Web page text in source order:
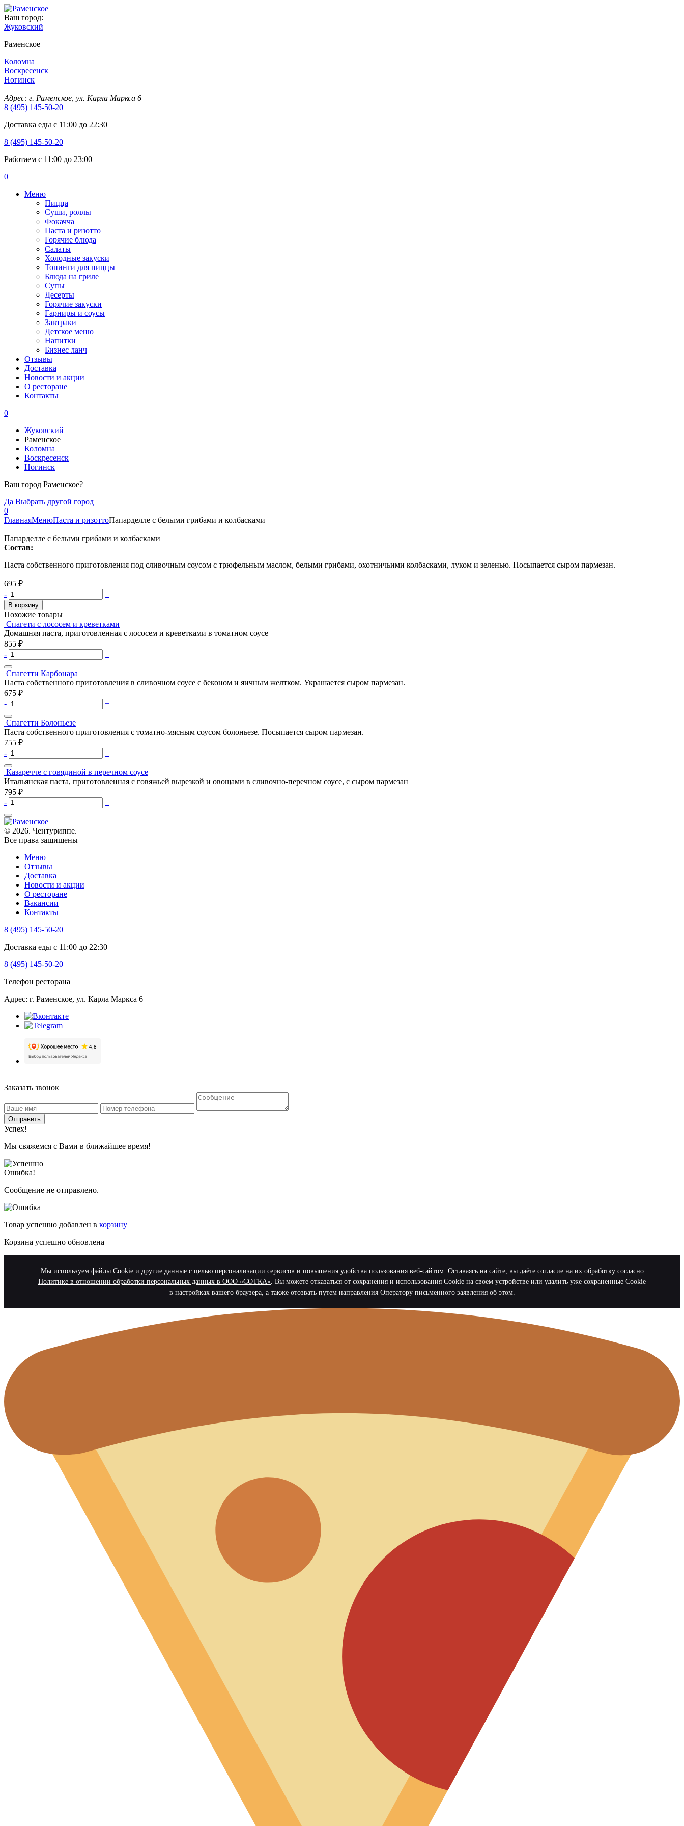
Ваш город:
Жуковский
Раменское
Коломна
Воскресенск
Ногинск
Адрес: г. Раменское, ул. Карла Маркса 6
8 (495) 145-50-20
Доставка еды с 11:00 до 22:30
8 (495) 145-50-20
Работаем с 11:00 до 23:00
0
Меню
Пицца
Суши, роллы
Фокачча
Паста и ризотто
Горячие блюда
Салаты
Холодные закуски
Топинги для пиццы
Блюда на гриле
Супы
Десерты
Горячие закуски
Гарниры и соусы
Завтраки
Детское меню
Напитки
Бизнес ланч
Отзывы
Доставка
Новости и акции
О ресторане
Контакты
0
Жуковский
Раменское
Коломна
Воскресенск
Ногинск
Ваш город Раменское?
Да Выбрать другой город
0
ГлавнаяМенюПаста и ризоттоПапарделле с белыми грибами и колбасками
Папарделле с белыми грибами и колбасками
Состав:
Паста собственного приготовления под сливочным соусом с трюфельным маслом, белыми грибами, охотничьими колбасками, луком и зеленью. Посыпается сыром пармезан.
695 ₽
-
+
В корзину
Похожие товары
Спагети с лососем и креветками
Домашняя паста, приготовленная с лососем и креветками в томатном соусе
855 ₽
-
+
Спагетти Карбонара
Паста собственного приготовления в сливочном соусе с беконом и яичным желтком. Украшается сыром пармезан.
675 ₽
-
+
Спагетти Болоньезе
Паста собственного приготовления с томатно-мясным соусом болоньезе. Посыпается сыром пармезан.
755 ₽
-
+
Казаречче с говядиной в перечном соусе
Итальянская паста, приготовленная с говяжьей вырезкой и овощами в сливочно-перечном соусе, с сыром пармезан
795 ₽
-
+
© 2026. Чентуриппе.
Все права защищены
Меню
Отзывы
Доставка
Новости и акции
О ресторане
Вакансии
Контакты
8 (495) 145-50-20
Доставка еды с 11:00 до 22:30
8 (495) 145-50-20
Телефон ресторана
Адрес: г. Раменское, ул. Карла Маркса 6
Заказать звонок
Отправить
Успех!
Мы свяжемся с Вами в ближайшее время!
Ошибка!
Сообщение не отправлено.
Товар успешно добавлен в корзину
Корзина успешно обновлена
Мы используем файлы Cookie и другие данные с целью персонализации сервисов и повышения удобства пользования веб-сайтом. Оставаясь на сайте, вы даёте согласие на их обработку согласно
Политике в отношении обработки персональных данных в ООО «СОТКА». Вы можете отказаться от сохранения и использования Cookie на своем устройстве или удалить уже сохраненные Cookie
в настройках вашего браузера, а также отозвать путем направления Оператору письменного заявления об этом.